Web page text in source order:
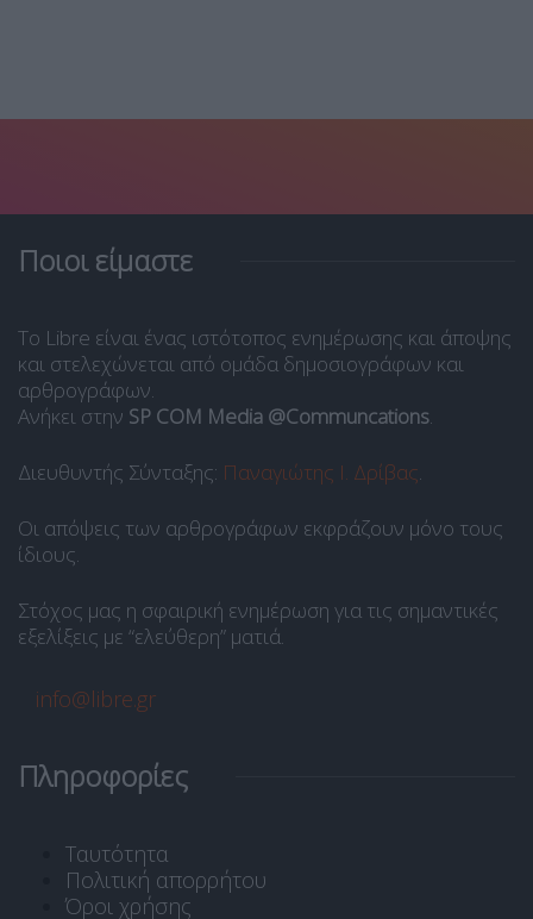
Ποιοι είμαστε
Το Libre είναι ένας ιστότοπος ενημέρωσης και άποψης
και στελεχώνεται από ομάδα δημοσιογράφων και
αρθρογράφων.
Ανήκει στην SP COM Media @Communcations.
Διευθυντής Σύνταξης: Παναγιώτης Ι. Δρίβας.
Οι απόψεις των αρθρογράφων εκφράζουν μόνο τους
ίδιους.
Στόχος μας η σφαιρική ενημέρωση για τις σημαντικές
εξελίξεις με “ελεύθερη” ματιά.
info@libre.gr
Πληροφορίες
Ταυτότητα
Πολιτική απορρήτου
Όροι χρήσης